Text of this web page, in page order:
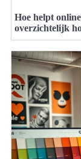
Hoe helpt
overzichtelijk